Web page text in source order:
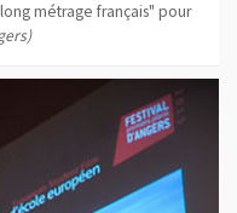
métrage français" pour